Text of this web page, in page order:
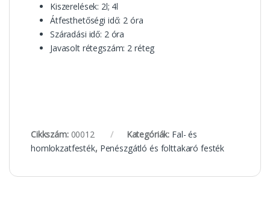
Kiszerelések: 2l; 4l
Átfesthetőségi idő: 2 óra
Száradási idő: 2 óra
Javasolt rétegszám: 2 réteg
Cikkszám: 00012 Kategóriák: Fal- és
homlokzatfesték, Penészgátló és folttakaró festék